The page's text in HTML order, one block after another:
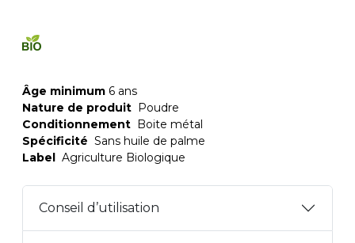
Âge minimum 6 ans
Nature de produit Poudre
Conditionnement Boite métal
Spécificité Sans huile de palme
Label Agriculture Biologique
Conseil d’utilisation